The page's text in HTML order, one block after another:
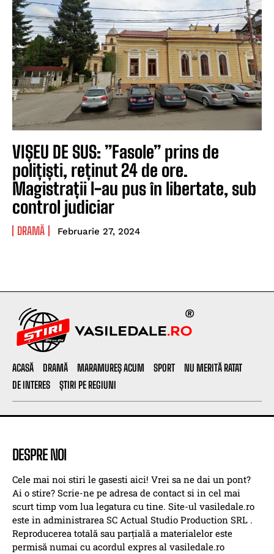
VIȘEU DE SUS: ”Fasole” prins de
polițiști, reținut 24 de ore.
Magistrații l-au pus în libertate, sub
control judiciar
DRAMĂ Februarie 27, 2024
ACASĂ DRAMĂ MARAMUREȘ ACUM SPORT
NU MERITĂ RATAT
DE INTERES
ȘTIRI PE REGIUNI
DESPRE NOI
Cele mai noi stiri le gasesti aici! Vrei sa ne dai un pont?
Ai o stire? Scrie-ne pe adresa de contact si in cel mai
scurt timp vom lua legatura cu tine. Site-ul vasiledale.ro
este in administrarea SC Actual Studio Production SRL .
Reproducerea totală sau parțială a materialelor este
permisă numai cu acordul expres al vasiledale.ro